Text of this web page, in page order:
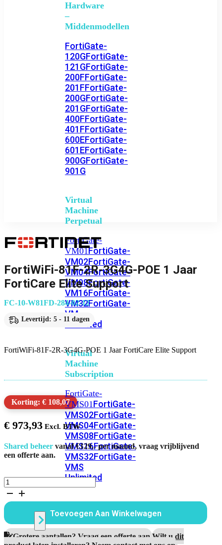
Hardware
–
Middenmodellen
FortiGate-
120GFortiGate-
121GFortiGate-
200FFortiGate-
201FFortiGate-
200GFortiGate-
201GFortiGate-
400FFortiGate-
401FFortiGate-
600EFortiGate-
601EFortiGate-
900GFortiGate-
901G
Virtual
Machine
Perpetual
FortiGate-
VM01FortiGate-
VM02FortiGate-
VM04FortiGate-
VM08FortiGate-
VM16FortiGate-
VM32FortiGate-
VM
Unlimited
Virtual
Machine
Subscription
FortiGate-
VMS01FortiGate-
VMS02FortiGate-
VMS04FortiGate-
VMS08FortiGate-
VMS16FortiGate-
VMS32FortiGate-
VMS
Unlimited
Alle
FortiWiFi-81F-2R-3G4G-POE 1 Jaar
FortiCare Elite Support
FC-10-W81FD-284-02-12
Levertijd: 5 - 11 dagen
FortiWiFi-81F-2R-3G4G-POE 1 Jaar FortiCare Elite Support
Korting: € 108,07
€ 973,93
Shared beheer vanaf €129,- per maand, vraag vrijblijvend
een offerte aan.
FortiWiFi-
81F-
3G4G-
POE
1
Jaar
Toevoegen Aan Winkelwagen
Grotere aantallen? Vraag een offerte aan.Wilt u dit